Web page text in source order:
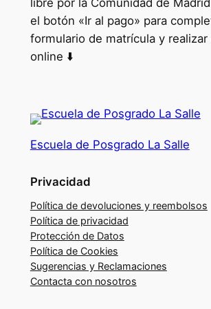
d
e
C
d
i
a
o
r
e
s
d
libre por la Comunidad de
el botón «Ir al pago» para
formulario de matrícula y realizar
online ⬇️
Escuela de Posgrado La Salle
Privacidad
Política de devoluciones y reembolsos
Política de privacidad
Protección de Datos
Política de Cookies
Sugerencias y Reclamaciones
Contacta con nosotros